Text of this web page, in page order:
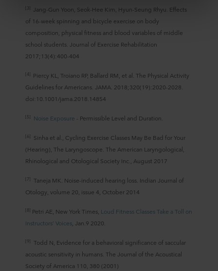
som i EU/EES.
Nedan kan du läsa mer om syften, allmänna
beskrivningar av den information som samlas in, vem
som placerar ut varje cookie, länkar till våra partners
din utrustning. Du beslutar för vilka ändamål våra
webbplatser får använda cookies och därmed behandla
information om dig via cookies.
Du kan när som helst återkalla ditt samtycke eller ändra
ned på webbplatsen. Läs mer om vår användning av
cookies i avsnittet ”Om oss” och om vår behandling av
personuppgifter i vårintegritetspolicy, inklusive vilket
personuppgiftsansvarig för dina personuppgifter.
[3] Jang-Gun Yoon, Seok-Hee Kim, Hyun-Seung Rhyu. Effects
of 16-week spinning and bicycle exercise on body
composition, physical fitness and blood variables of middle
school students. Journal of Exercise Rehabilitation
2017;13(4):400-404
[4] Piercy KL, Troiano RP, Ballard RM, et al. The Physical Activity
Guidelines for Americans. JAMA. 2018;320(19):2020-2028.
doi:10.1001/jama.2018.14854
[5] Noise Exposure - Permissible Level and Duration.
[6] Sinha et al., Cycling Exercise Classes May Be Bad for Your
(Hearing), The Laryngoscope. The American Laryngological,
Rhinological and Otological Society Inc., August 2017
[7] Taneja MK. Noise-induced hearing loss. Indian Journal of
Otology, volume 20, issue 4, October 2014
[8] Petri AE, New York Times, Loud Fitness Classes Take a Toll on
Instructors’ Voices, Jan.9 2020.
[9] Todd N, Evidence for a behavioral significance of saccular
acoustic sensitivity in humans. The Journal of the Acoustical
Society of America 110, 380 (2001)